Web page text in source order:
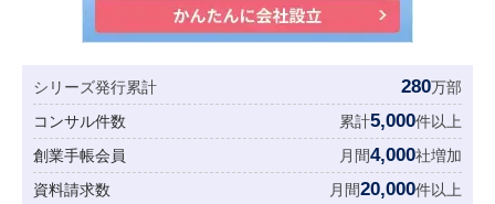
シリーズ発行累計 280万部
コンサル件数
累計5,000件以上
創業手帳会員
月間4,000社増加
資料請求数
月間20,000件以上